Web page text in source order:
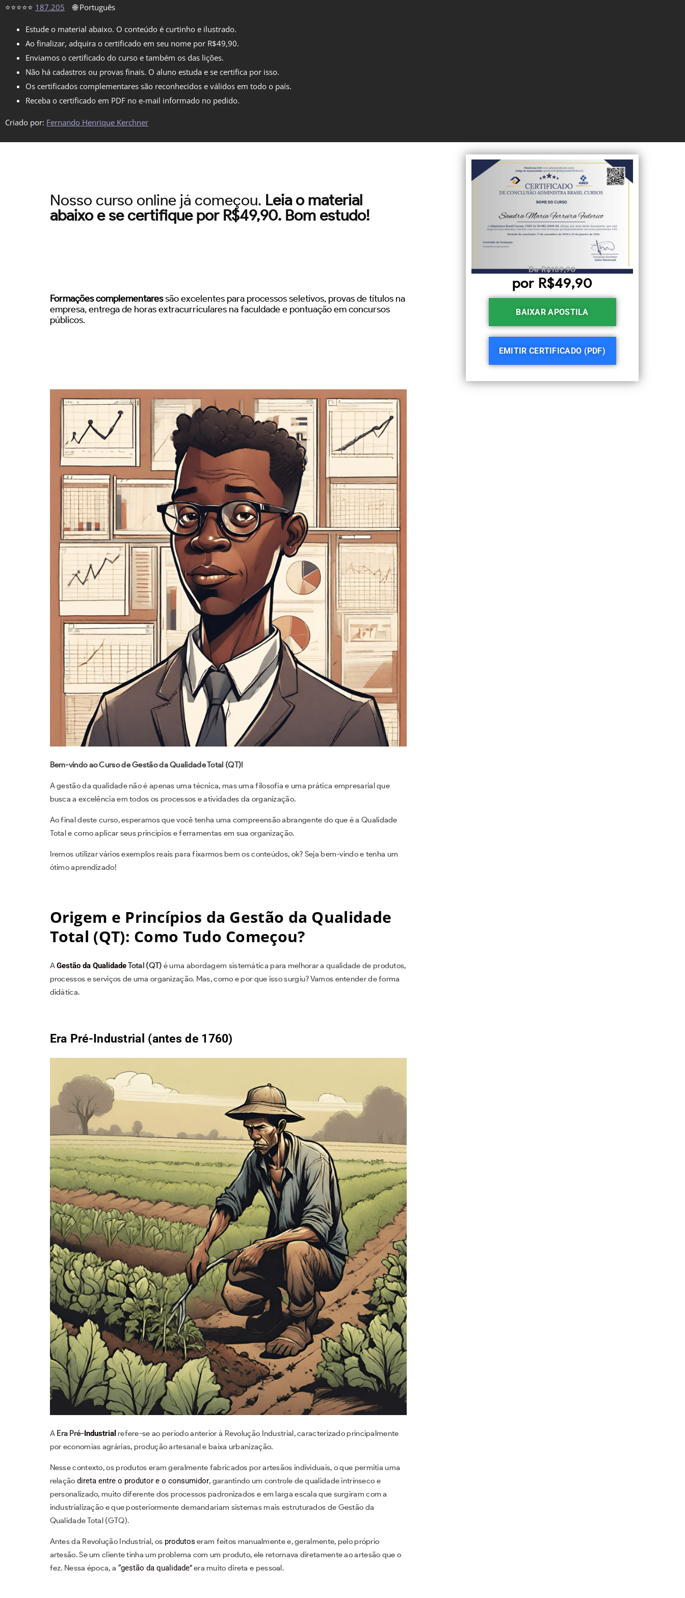
⭐⭐⭐⭐⭐ 187.205 🌐 Português
Estude o material abaixo. O conteúdo é curtinho e ilustrado.
Ao finalizar, adquira o certificado em seu nome por R$49,90.
Enviamos o certificado do curso e também os das lições.
Não há cadastros ou provas finais. O aluno estuda e se certifica por isso.
Os certificados complementares são reconhecidos e válidos em todo o país.
Receba o certificado em PDF no e-mail informado no pedido.
Criado por: Fernando Henrique Kerchner
Nosso curso online já começou. Leia o material
abaixo e se certifique por R$49,90. Bom estudo!
Formações complementaressão excelentes para processos seletivos, provas de títulos na
empresa, entrega de horas extracurriculares na faculdade e pontuação em concursos
públicos.
Bem-vindo ao Curso de Gestão da Qualidade Total (QT)!
A gestão da qualidade não é apenas uma técnica, mas uma filosofia e uma prática empresarial que
busca a excelência em todos os processos e atividades da organização.
Ao final deste curso, esperamos que você tenha uma compreensão abrangente do que é a Qualidade
Total e como aplicar seus princípios e ferramentas em sua organização.
Iremos utilizar vários exemplos reais para fixarmos bem os conteúdos, ok? Seja bem-vindo e tenha um
ótimo aprendizado!
Origem e Princípios da Gestão da Qualidade
Total (QT): Como Tudo Começou?
AGestão da QualidadeTotal (QT) é uma abordagem sistemática para melhorar a qualidade de produtos,
processos e serviços de uma organização. Mas, como e por que isso surgiu? Vamos entender de forma
didática.
Era Pré-Industrial (antes de 1760)
A Era Pré-Industrial refere-se ao período anterior à Revolução Industrial, caracterizado principalmente
por economias agrárias, produção artesanal e baixa urbanização.
Nesse contexto, os produtos eram geralmente fabricados por artesãos individuais, o que permitia uma
relação direta entre o produtor e o consumidor, garantindo um controle de qualidade intrínseco e
personalizado, muito diferente dos processos padronizados e em larga escala que surgiram com a
industrialização e que posteriormente demandariam sistemas mais estruturados de Gestão da
Qualidade Total (GTQ).
Antes da Revolução Industrial, os produtos eram feitos manualmente e, geralmente, pelo próprio
artesão. Se um cliente tinha um problema com um produto, ele retornava diretamente ao artesão que o
fez. Nessa época, a “gestão da qualidade”era muito direta e pessoal.
De R$159,90
por R$49,90
BAIXAR APOSTILA
EMITIR CERTIFICADO (PDF)